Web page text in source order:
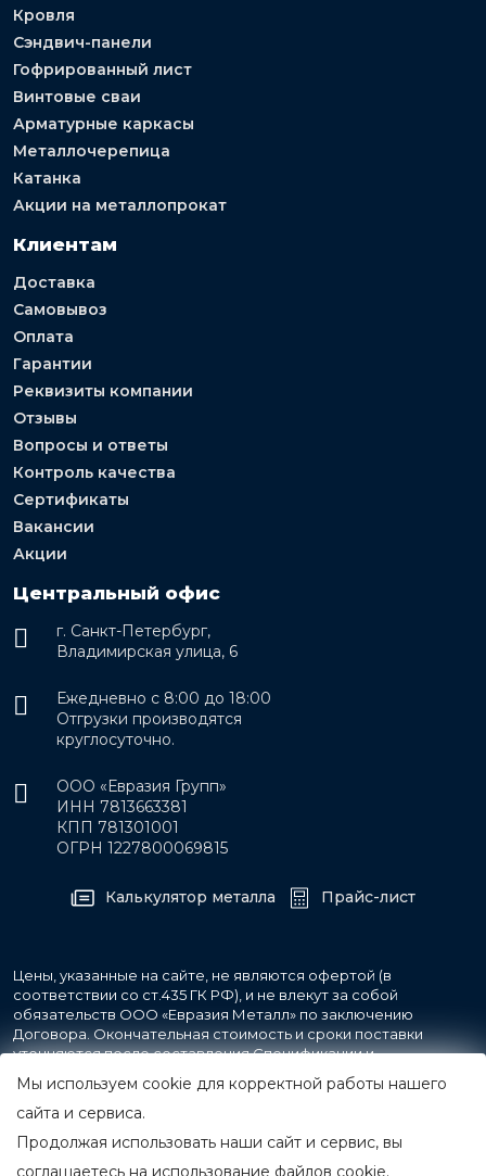
Кровля
Сэндвич-панели
Гофрированный лист
Винтовые сваи
Арматурные каркасы
Металлочерепица
Катанка
Акции на металлопрокат
Клиентам
Доставка
Самовывоз
Оплата
Гарантии
Реквизиты компании
Отзывы
Вопросы и ответы
Контроль качества
Сертификаты
Вакансии
Акции
Центральный офис
г. Санкт-Петербург,
Владимирская улица, 6
Ежедневно с 8:00 до 18:00
Отгрузки производятся
круглосуточно.
ООО «Евразия Групп»
ИНН 7813663381
КПП 781301001
ОГРН 1227800069815
Калькулятор металла Прайс-лист
Цены, указанные на сайте, не являются офертой (в
соответствии со ст.435 ГК РФ), и не влекут за собой
обязательств ООО «Евразия Металл» по заключению
Договора. Окончательная стоимость и сроки поставки
уточняются после составления Спецификации и
фиксируются в Счете на оплату, а также Спецификации на
поставку товара.
© 2007-2026 Все права защищены.
ООО «Евразия Металл»
Мы используем cookie для корректной работы нашего
сайта и сервиса.
Продолжая использовать наши сайт и сервис, вы
соглашаетесь на использование файлов cookie.